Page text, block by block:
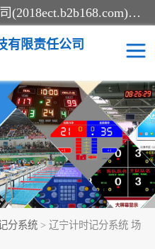
北京易彩通科技有限责任公司(2018ect.b2b168.com)主要提供陕西计时记分系统，全国统一热线：15611947915.北京易彩通科技有限责任公司有一支长期从事智能控制系统研发的高素质的队伍，具有嵌入式系统，视频系统、通信系统、网络系统，体育计时系统的知识和技能。强力打造体育比赛计时计分系统、智能升降旗系统、标准时钟系统、赛事编排及信息发布系统，为用户提供较新的，较廉价的，应用解决方案。
有限责任公司
分系统 > 辽宁计时记分系统 场
游泳计时系统
GPS同步时钟系统
计时记分系统
游泳馆水下摄影采集救生